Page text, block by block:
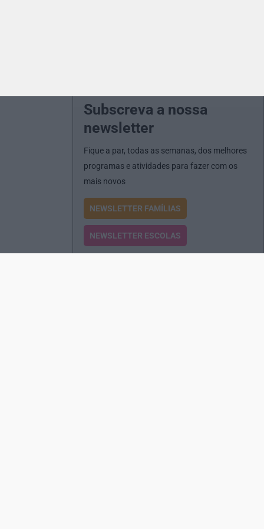
Subscreva a nossa
newsletter
Fique a par, todas as semanas, dos melhores
programas e atividades para fazer com os
mais novos
NEWSLETTER FAMÍLIAS
NEWSLETTER ESCOLAS